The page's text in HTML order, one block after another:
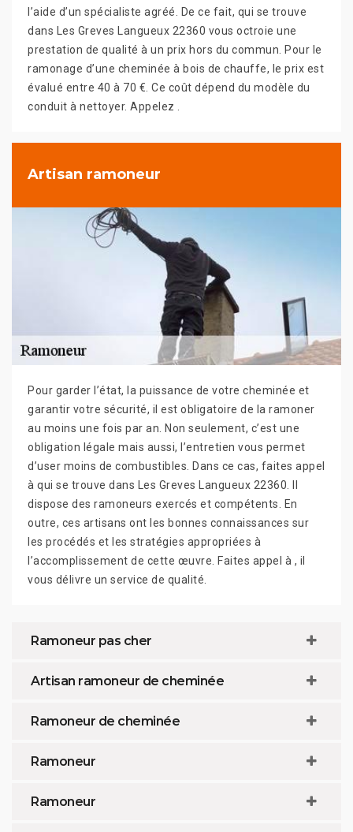
l’aide d’un spécialiste agréé. De ce fait, qui se trouve
dans Les Greves Langueux 22360 vous octroie une
prestation de qualité à un prix hors du commun. Pour le
ramonage d’une cheminée à bois de chauffe, le prix est
évalué entre 40 à 70 €. Ce coût dépend du modèle du
conduit à nettoyer. Appelez .
Artisan ramoneur
Pour garder l’état, la puissance de votre cheminée et
garantir votre sécurité, il est obligatoire de la ramoner
au moins une fois par an. Non seulement, c’est une
obligation légale mais aussi, l’entretien vous permet
d’user moins de combustibles. Dans ce cas, faites appel
à qui se trouve dans Les Greves Langueux 22360. Il
dispose des ramoneurs exercés et compétents. En
outre, ces artisans ont les bonnes connaissances sur
les procédés et les stratégies appropriées à
l’accomplissement de cette œuvre. Faites appel à , il
vous délivre un service de qualité.
Ramoneur pas cher
Artisan ramoneur de cheminée
Ramoneur de cheminée
Ramoneur
Ramoneur